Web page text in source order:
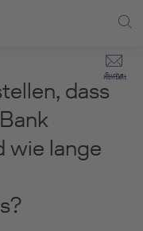
drücken)
drücken)
Kontakt
Suche
dass
wie lange